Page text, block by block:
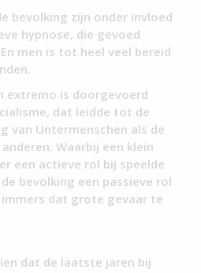
bevolking zijn onder invloed
hypnose, die gevoed
men is tot heel veel bereid
extremo is doorgevoerd
dat leidde tot de
van Untermenschen als de
Waarbij een klein
een actieve rol bij speelde
bevolking een passieve rol
dat grote gevaar te
dat de laatste jaren bij